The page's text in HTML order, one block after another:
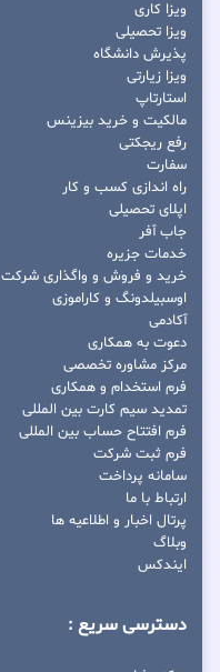
ویزا کاری
ویزا تحصیلی
پذیرش دانشگاه
ویزا زیارتی
استارتاپ
مالکیت و خرید بیزینس
رفع ریجکتی
سفارت
راه اندازی کسب و کار
اپلای تحصیلی
جاب آفر
خدمات جزیره
خرید و فروش و واگذاری شرکت
اوسبیلدونگ و کاراموزی
آکادمی
دعوت به همکاری
مرکز مشاوره تخصصی
فرم استخدام و همکاری
تمدید سیم کارت بین المللی
فرم افتتاح حساب بین المللی
فرم ثبت شرکت
سامانه پرداخت
ارتباط با ما
پرتال اخبار و اطلاعیه ها
وبلاگ
ایندکس
دسترسی سریع :